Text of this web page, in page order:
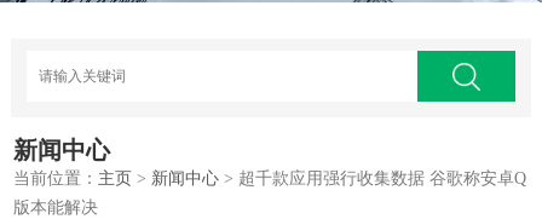
新闻中心
当前位置： 主页 > 新闻中心 > 超千款应用强行收集数据 谷歌称安卓Q
版本能解决